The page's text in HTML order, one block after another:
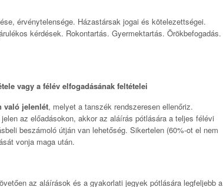
érvénytelensége. Házastársak jogai és kötelezettségei.
kérdések. Rokontartás. Gyermektartás. Örökbefogadás.
vagy a félév elfogadásának feltételei
való jelenlét, melyet a tanszék rendszeresen ellenőriz.
az előadásokon, akkor az aláírás pótlására a teljes félévi
beszámoló útján van lehetőség. Sikertelen (60%-ot el nem
vonja maga után.
az aláírások és a gyakorlati jegyek pótlására legfeljebb a